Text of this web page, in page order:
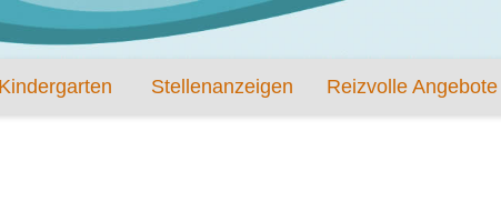
Kindergarten Stellenanzeigen Reizvolle Angebote